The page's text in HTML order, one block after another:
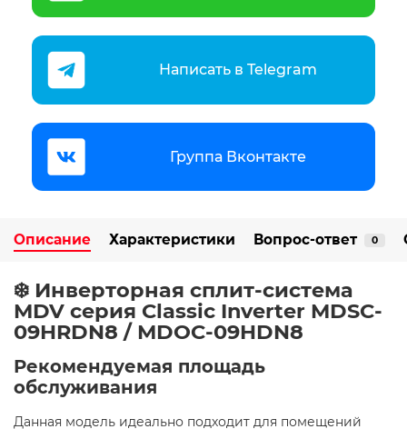
Написать в Telegram
Группа Вконтакте
Описание Характеристики Вопрос-ответ 0
❄️ Инверторная сплит-система
MDV серия Classic Inverter MDSC-
09HRDN8 / MDOC-09HDN8
Рекомендуемая площадь
обслуживания
Данная модель идеально подходит для помещений